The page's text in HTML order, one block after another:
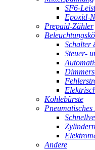
SF6-
Epoxid-
Prepaid-Zähler
Schalter
Steuer-
Kohlebürste
Pneumatisches
Andere